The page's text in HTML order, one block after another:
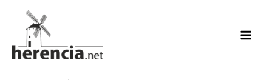
contenido